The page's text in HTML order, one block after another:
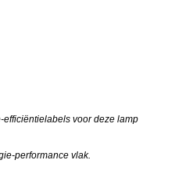
voor deze lamp
performance vlak.